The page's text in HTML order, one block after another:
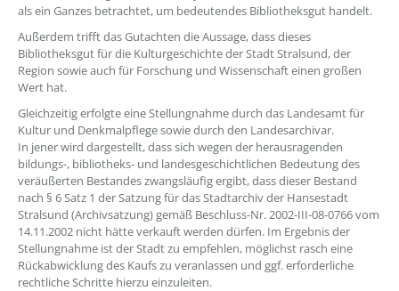
als ein Ganzes betrachtet, um bedeutendes Bibliotheksgut handelt.
Außerdem trifft das Gutachten die Aussage, dass dieses
Bibliotheksgut für die Kulturgeschichte der Stadt Stralsund, der
Region sowie auch für Forschung und Wissenschaft einen großen
Wert hat.
Gleichzeitig erfolgte eine Stellungnahme durch das Landesamt für
Kultur und Denkmalpflege sowie durch den Landesarchivar.
In jener wird dargestellt, dass sich wegen der herausragenden
bildungs-, bibliotheks- und landesgeschichtlichen Bedeutung des
veräußerten Bestandes zwangsläufig ergibt, dass dieser Bestand
nach § 6 Satz 1 der Satzung für das Stadtarchiv der Hansestadt
Stralsund (Archivsatzung) gemäß Beschluss-Nr. 2002-III-08-0766 vom
14.11.2002 nicht hätte verkauft werden dürfen. Im Ergebnis der
Stellungnahme ist der Stadt zu empfehlen, möglichst rasch eine
Rückabwicklung des Kaufs zu veranlassen und ggf. erforderliche
rechtliche Schritte hierzu einzuleiten.